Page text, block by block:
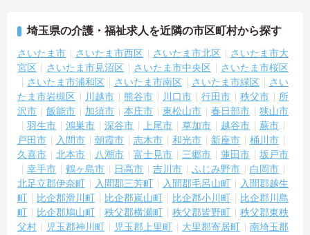
埼玉県の介護・福祉求人を近隣の市区町村から探す
さいたま市 さいたま市西区 さいたま市北区
さいたま市大
宮区
さいたま市見沼区 さいたま市中央区
さいたま市桜区
さいたま市浦和区
さいたま市南区 さいたま市緑区
さい
たま市岩槻区
川越市 熊谷市 川口市 行田市 秩父市
所
沢市
飯能市 加須市 本庄市 東松山市 春日部市
狭山市
羽生市
鴻巣市 深谷市 上尾市 草加市 越谷市
蕨市
戸田市
入間市 朝霞市 志木市 和光市 新座市
桶川市
久喜市
北本市 八潮市 富士見市 三郷市 蓮田市
坂戸市
幸手市
鶴ヶ島市 日高市 吉川市 ふじみ野市
白岡市
北足立郡伊奈町
入間郡三芳町 入間郡毛呂山町
入間郡越生
町
比企郡滑川町 比企郡嵐山町 比企郡小川町
比企郡川島
町
比企郡鳩山町 秩父郡横瀬町 秩父郡皆野町
秩父郡東秩
父村
児玉郡神川町 児玉郡上里町 大里郡寄居町
南埼玉郡